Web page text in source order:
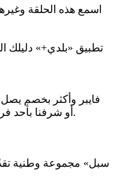
اشترك فيها من خلال mystc أو شرفنا بأحد فروعنا.